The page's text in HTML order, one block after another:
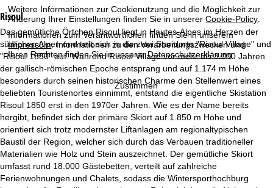
Weitere Informationen zur Cookienutzung und die Möglichkeit zur
Änderung Ihrer Einstellungen finden Sie in unsererCookie-Policy.
Informationen zum Verantwortlichen finden Sie in unserem
Impressum. Informationen zu den Verarbeitungszwecken und
Ihren Rechten finden Sie in unsererDatenschutzerklärung.
Zustimmen
r
t
e
i
t
e
Risoul
Das gemütliche Örtchen Risoul liegt in Hautes-Alpes im Herzen der
südlichen Alpen und teilt sich in die zwei Standorte "Risoul Village" und
"Risoul 1850" auf. Während Risoul Village vor mehr als 3.000 Jahren
der gallisch-römischen Epoche entsprang und auf 1.174 m Höhe
besonders durch seinen historischen Charme den Stellenwert eines
beliebten Touristenortes einnimmt, entstand die eigentliche Skistation
Risoul 1850 erst in den 1970er Jahren. Wie es der Name bereits
hergibt, befindet sich der primäre Skiort auf 1.850 m Höhe und
orientiert sich trotz modernster Liftanlagen am regionaltypischen
Baustil der Region, welcher sich durch das Verbauen traditioneller
Materialien wie Holz und Stein auszeichnet. Der gemütliche Skiort
umfasst rund 18.000 Gästebetten, verteilt auf zahlreiche
Ferienwohnungen und Chalets, sodass die Wintersporthochburg